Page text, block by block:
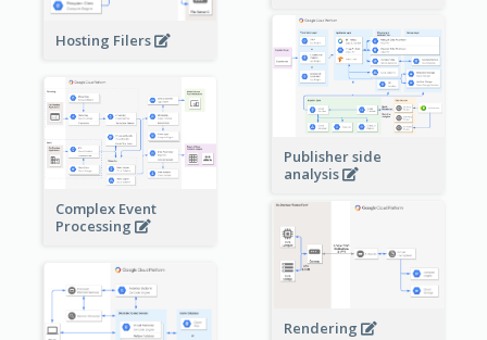
Hosting Filers
Publisher side
analysis
Complex Event
Processing
Rendering